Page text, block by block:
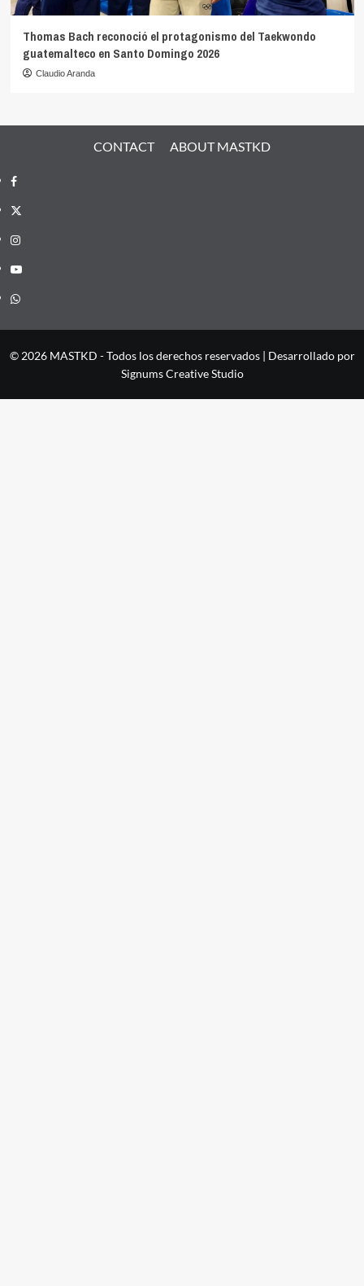
Thomas Bach reconoció el protagonismo del Taekwondo
guatemalteco en Santo Domingo 2026
Claudio Aranda
CONTACT ABOUT MASTKD
Facebook
X
Instagram
YouTube
Whatsapp